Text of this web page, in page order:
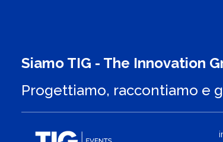
Siamo TIG - The Innovation
Progettiamo, raccontiamo e